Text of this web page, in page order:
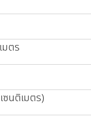
มตร
ซนติเมตร)